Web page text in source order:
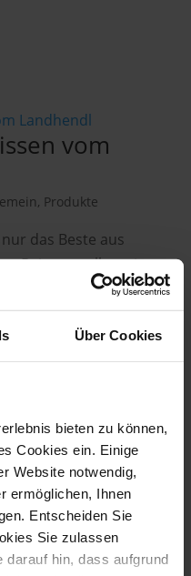
Über Cookies
bieten zu können,
Cookies ein. Einige
Website notwendig,
ermöglichen, Ihnen
Entscheiden Sie
Sie zulassen
darauf hin, dass aufgrund
vom
, Produkte
das Beste aus
Beitrag stellen wir
Unser Hubers
ausnahmslos aus
Haltung wird von
überwacht....